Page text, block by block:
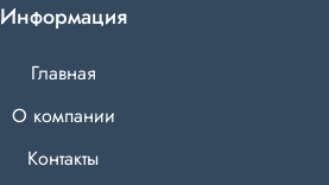
Информация
Главная
О компании
Контакты